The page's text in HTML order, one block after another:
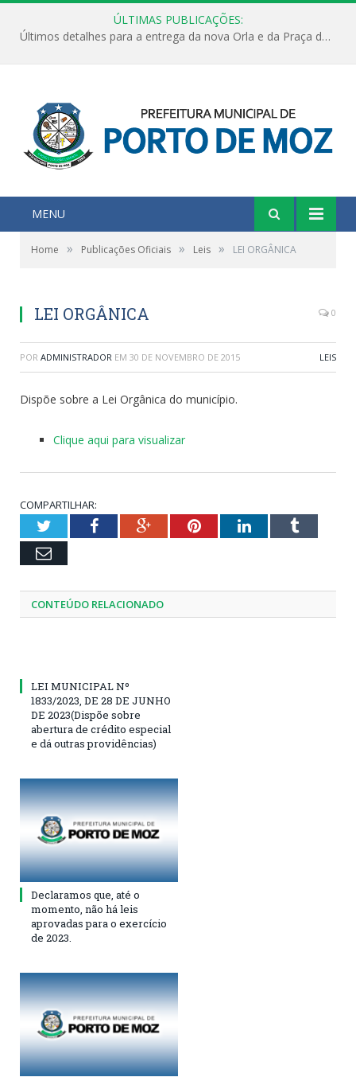
ÚLTIMAS PUBLICAÇÕES:
Últimos detalhes para a entrega da nova Orla e da Praça do Praião
MENU
Home » Publicações Oficiais » Leis » LEI ORGÂNICA
LEI ORGÂNICA 0
POR ADMINISTRADOR EM 30 DE NOVEMBRO DE 2015 LEIS
Dispõe sobre a Lei Orgânica do município.
Clique aqui para visualizar
COMPARTILHAR:
TwitterFacebookGoogle+PinterestLinkedInTumblr
Email
CONTEÚDO RELACIONADO
LEI MUNICIPAL Nº
1833/2023, DE 28 DE JUNHO
DE 2023(Dispõe sobre
abertura de crédito especial
e dá outras providências)
Declaramos que, até o
momento, não há leis
aprovadas para o exercício
de 2023.